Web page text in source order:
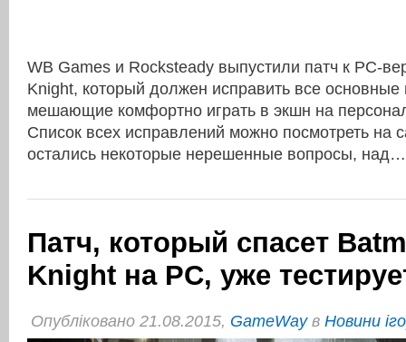
WB Games и Rocksteady выпустили патч к PC-
Knight, который должен исправить все
мешающие комфортно играть в экшн на
Список всех исправлений можно посмотреть на
остались некоторые нерешенные вопросы,
Патч, который спасет
Knight на PC, уже
Опубліковано 21.08.2015, GameWayв Новини